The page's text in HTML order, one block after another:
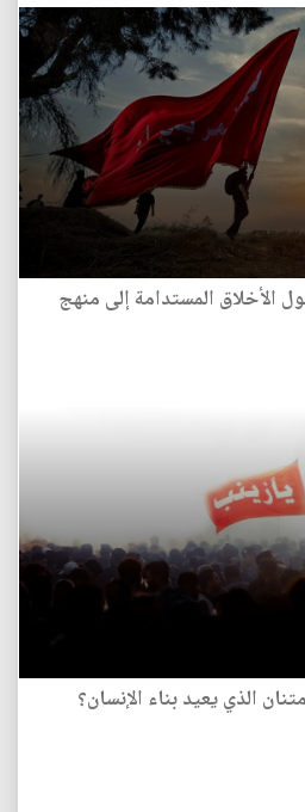
الأخلاق المستدامة إلى منهج
الذي يعيد بناء الإنسان؟